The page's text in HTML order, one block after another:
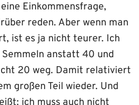
Einkommensfrage,
reden. Aber wenn man
ist es ja nicht teurer. Ich
anstatt 40 und
20 weg. Damit relativiert
großen Teil wieder. Und